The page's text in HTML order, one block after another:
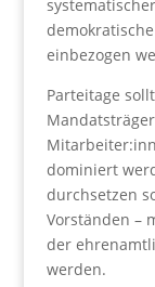
einbezogen
Parteitage
dominiert
durchsetzen
Vorständen –
der
werden.